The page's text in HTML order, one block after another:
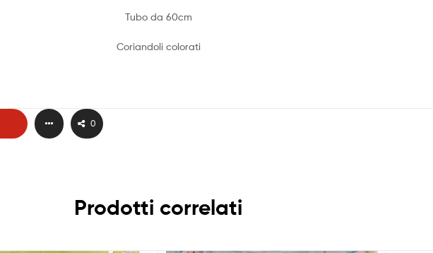
Tubo da 60cm
Coriandoli colorati
0
Prodotti correlati